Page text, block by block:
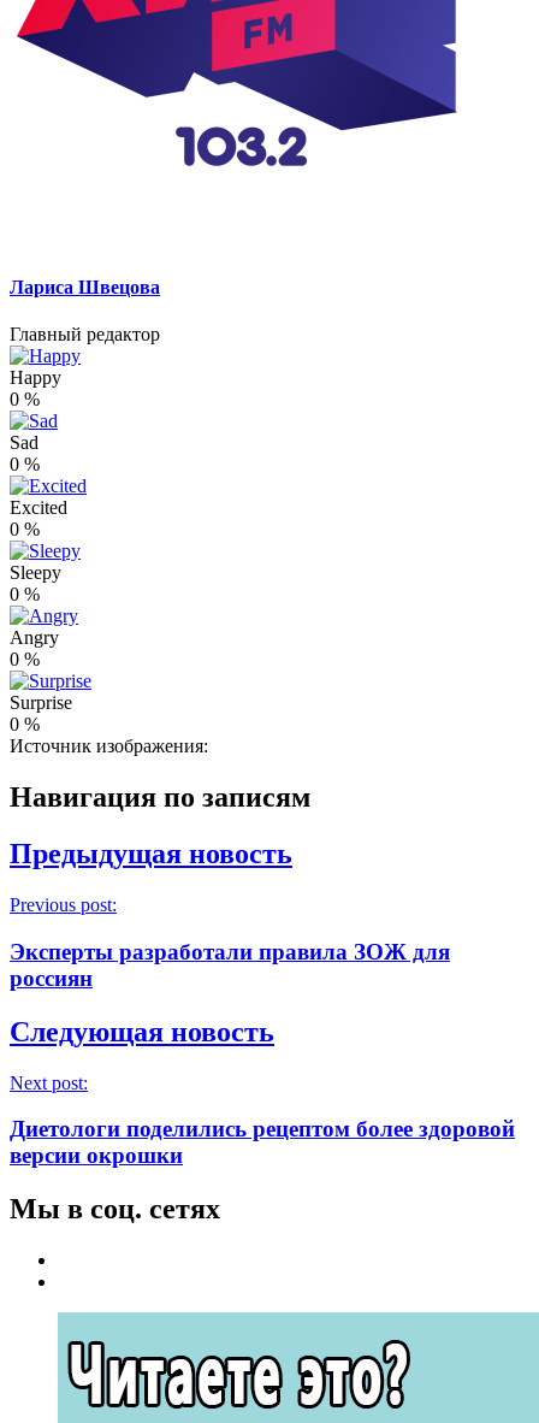
Лариса Швецова
Главный редактор
Happy
0 %
Sad
0 %
Excited
0 %
Sleepy
0 %
Angry
0 %
Surprise
0 %
Источник изображения:
Навигация по записям
Предыдущая новость
Previous post:
Эксперты разработали правила ЗОЖ для
россиян
Следующая новость
Next post:
Диетологи поделились рецептом более здоровой
версии окрошки
Мы в соц. сетях